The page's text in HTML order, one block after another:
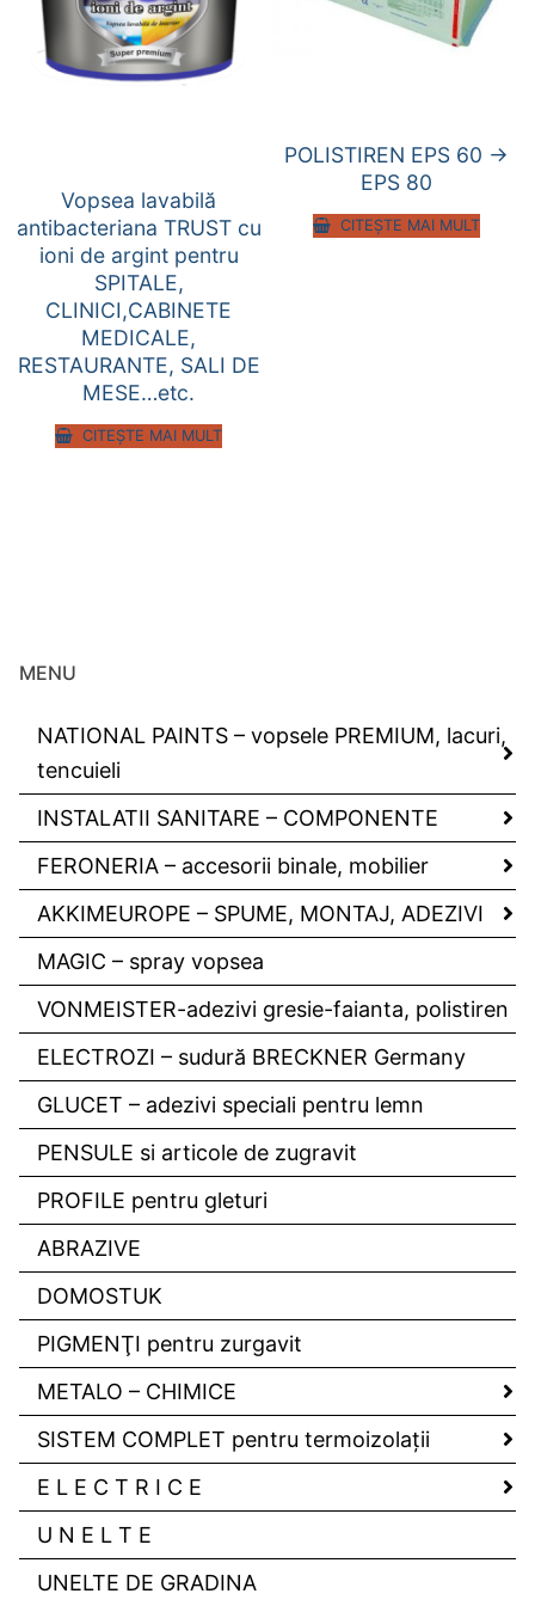
Vopsea lavabilă
antibacteriana TRUST cu
ioni de argint pentru
SPITALE,
CLINICI,CABINETE
MEDICALE,
RESTAURANTE, SALI DE
MESE…etc.
CITEȘTE MAI MULT
POLISTIREN EPS 60 ->
EPS 80
CITEȘTE MAI MULT
MENU
NATIONAL PAINTS – vopsele PREMIUM, lacuri,
tencuieli
INSTALATII SANITARE – COMPONENTE
FERONERIA – accesorii binale, mobilier
AKKIMEUROPE – SPUME, MONTAJ, ADEZIVI
MAGIC – spray vopsea
VONMEISTER-adezivi gresie-faianta, polistiren
ELECTROZI – sudură BRECKNER Germany
GLUCET – adezivi speciali pentru lemn
PENSULE si articole de zugravit
PROFILE pentru gleturi
ABRAZIVE
DOMOSTUK
PIGMENŢI pentru zurgavit
METALO – CHIMICE
SISTEM COMPLET pentru termoizolaţii
E L E C T R I C E
U N E L T E
UNELTE DE GRADINA